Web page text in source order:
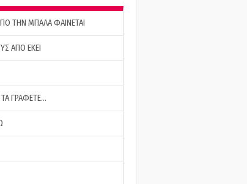
ΤΗΝ ΜΠΑΛΑ ΦΑΙΝΕΤΑΙ
ΑΠΟ ΕΚΕΙ
ΓΡΑΦΕΤΕ…